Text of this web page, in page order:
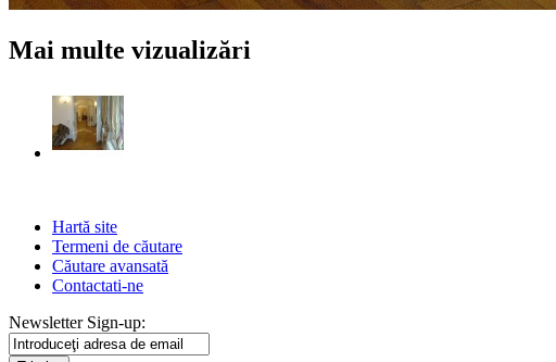
Mai multe vizualizări
Hartă site
Termeni de căutare
Căutare avansată
Contactati-ne
Newsletter Sign-up: